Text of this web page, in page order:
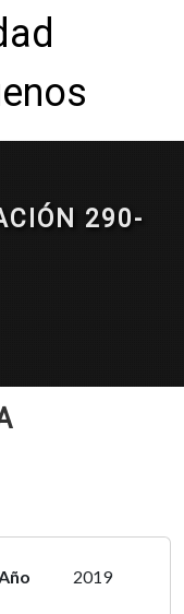
290-
2019